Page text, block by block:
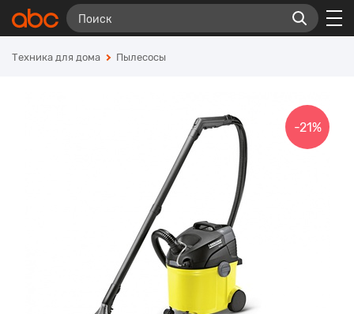
Техника для дома Пылесосы
-21%